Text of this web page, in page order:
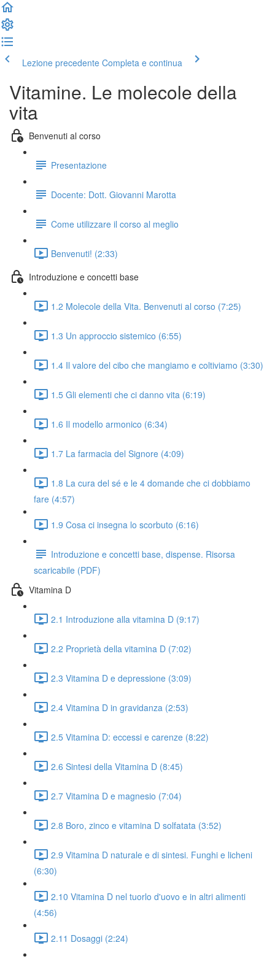
Lezione precedente Completa e continua
Vitamine. Le molecole della
vita
Benvenuti al corso
Presentazione
Docente: Dott. Giovanni Marotta
Come utilizzare il corso al meglio
Benvenuti! (2:33)
Introduzione e concetti base
1.2 Molecole della Vita. Benvenuti al corso (7:25)
1.3 Un approccio sistemico (6:55)
1.4 Il valore del cibo che mangiamo e coltiviamo (3:30)
1.5 Gli elementi che ci danno vita (6:19)
1.6 Il modello armonico (6:34)
1.7 La farmacia del Signore (4:09)
1.8 La cura del sé e le 4 domande che ci dobbiamo
fare (4:57)
1.9 Cosa ci insegna lo scorbuto (6:16)
Introduzione e concetti base, dispense. Risorsa
scaricabile (PDF)
Vitamina D
2.1 Introduzione alla vitamina D (9:17)
2.2 Proprietà della vitamina D (7:02)
2.3 Vitamina D e depressione (3:09)
2.4 Vitamina D in gravidanza (2:53)
2.5 Vitamina D: eccessi e carenze (8:22)
2.6 Sintesi della Vitamina D (8:45)
2.7 Vitamina D e magnesio (7:04)
2.8 Boro, zinco e vitamina D solfatata (3:52)
2.9 Vitamina D naturale e di sintesi. Funghi e licheni
(6:30)
2.10 Vitamina D nel tuorlo d'uovo e in altri alimenti
(4:56)
2.11 Dosaggi (2:24)